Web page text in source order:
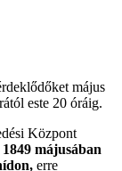
május
este 20 óráig.
Központ
májusában
erre